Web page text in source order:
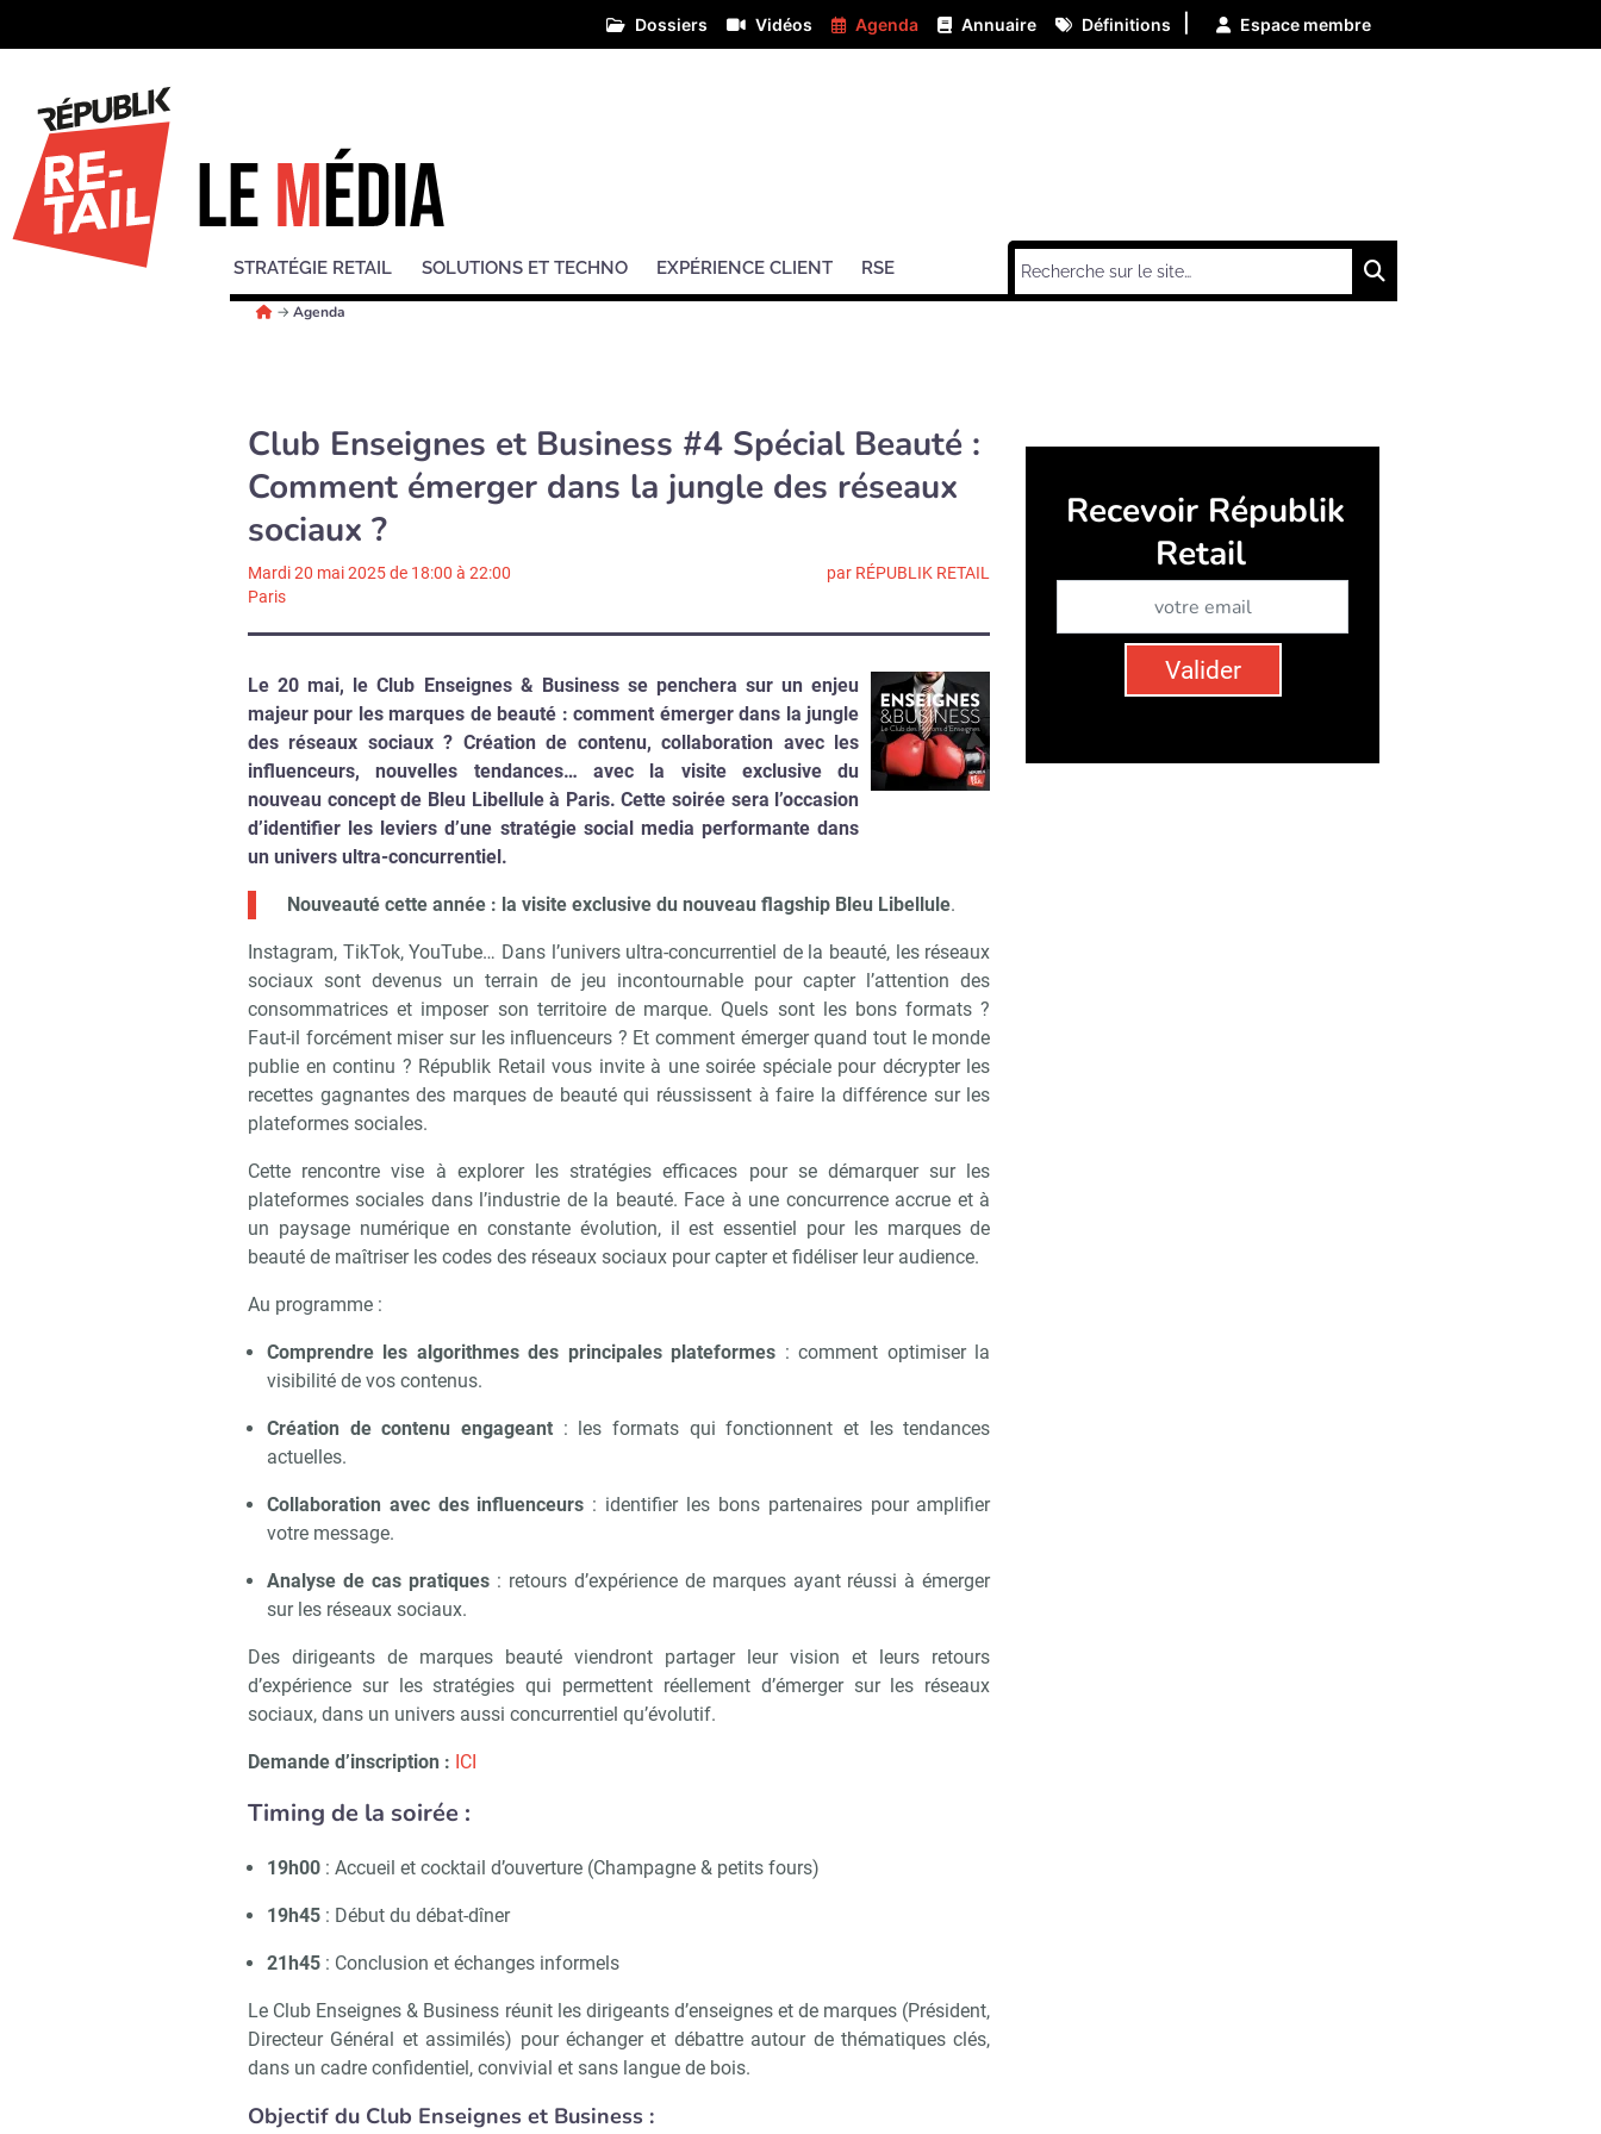
Dossiers Vidéos Agenda Annuaire Définitions Espace membre
STRATÉGIE RETAIL SOLUTIONS ET TECHNO EXPÉRIENCE CLIENT RSE
→Agenda
Club Enseignes et Business #4 Spécial Beauté :
Comment émerger dans la jungle des réseaux
sociaux ?
Mardi 20 mai 2025 de 18:00 à 22:00
Paris
par RÉPUBLIK RETAIL
Le 20 mai, le Club Enseignes & Business se penchera sur un enjeu
majeur pour les marques de beauté : comment émerger dans la jungle
des réseaux sociaux ? Création de contenu, collaboration avec les
influenceurs, nouvelles tendances… avec la visite exclusive du
nouveau concept de Bleu Libellule à Paris.Cette soirée sera l’occasion
d’identifier les leviers d’une stratégie social media performante dans
un univers ultra-concurrentiel.
Nouveauté cette année : la visite exclusive du nouveau flagship Bleu Libellule.
Instagram, TikTok, YouTube… Dans l’univers ultra-concurrentiel de la beauté, les réseaux
sociaux sont devenus un terrain de jeu incontournable pour capter l’attention des
consommatrices et imposer son territoire de marque. Quels sont les bons formats ?
Faut-il forcément miser sur les influenceurs ? Et comment émerger quand tout le monde
publie en continu ? Républik Retail vous invite à une soirée spéciale pour décrypter les
recettes gagnantes des marques de beauté qui réussissent à faire la différence sur les
plateformes sociales.
Cette rencontre vise à explorer les stratégies efficaces pour se démarquer sur les
plateformes sociales dans l’industrie de la beauté. Face à une concurrence accrue et à
un paysage numérique en constante évolution, il est essentiel pour les marques de
beauté de maîtriser les codes des réseaux sociaux pour capter et fidéliser leur audience.
Au programme :
Comprendre les algorithmes des principales plateformes : comment optimiser la
visibilité de vos contenus.
Création de contenu engageant : les formats qui fonctionnent et les tendances
actuelles.
Collaboration avec des influenceurs : identifier les bons partenaires pour amplifier
votre message.
Analyse de cas pratiques: retours d’expérience de marques ayant réussi à émerger
sur les réseaux sociaux.
Des dirigeants de marques beauté viendront partager leur vision et leurs retours
d’expérience sur les stratégies qui permettent réellement d’émerger sur les réseaux
sociaux, dans un univers aussi concurrentiel qu’évolutif.
Demande d’inscription : ICI
Timing de la soirée :
19h00: Accueil et cocktail d’ouverture (Champagne & petits fours)
19h45: Début du débat-dîner
21h45: Conclusion et échanges informels
Le Club Enseignes & Business réunit les dirigeants d’enseignes et de marques (Président,
Directeur Général et assimilés) pour échanger et débattre autour de thématiques clés,
dans un cadre confidentiel, convivial et sans langue de bois.
Objectif du Club Enseignes et Business :
Recevoir Républik
Retail
Valider